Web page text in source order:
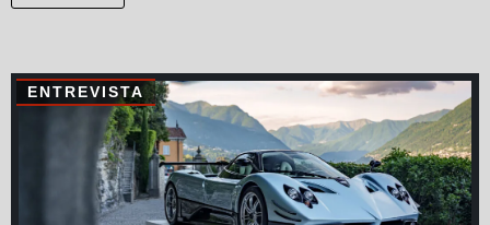
ENTREVISTA